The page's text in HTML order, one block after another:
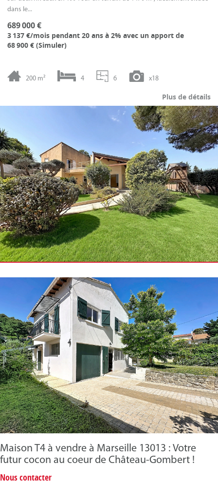
dans le...
689 000 €
3 137 €/mois pendant 20 ans à 2% avec un apport de
68 900 € (Simuler)
200 m² 4 6 x18
Plus de détails
Maison T4 à vendre à Marseille 13013 : Votre
futur cocon au coeur de Château-Gombert !
Nous contacter